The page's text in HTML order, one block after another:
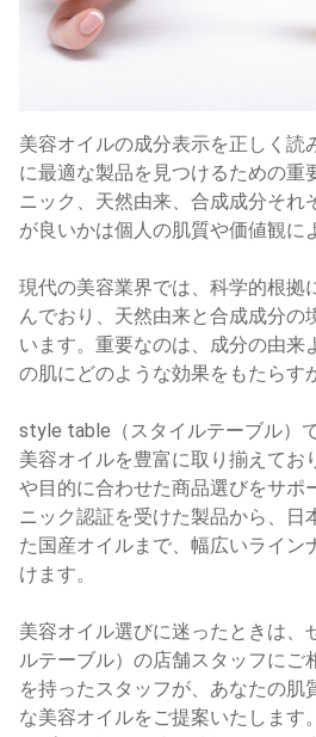
美容オイルの成分表示を正しく読
に最適な製品を見つけるための重
ニック、天然由来、合成成分それ
が良いかは個人の肌質や価値観に
現代の美容業界では、科学的根拠
んでおり、天然由来と合成成分の
います。重要なのは、成分の由来
の肌にどのような効果をもたらす
style table（スタイルテーブル）
美容オイルを豊富に取り揃えてお
や目的に合わせた商品選びをサポ
ニック認証を受けた製品から、日
た国産オイルまで、幅広いライン
けます。
美容オイル選びに迷ったときは、
ルテーブル）の店舗スタッフにご
を持ったスタッフが、あなたの肌
な美容オイルをご提案いたします